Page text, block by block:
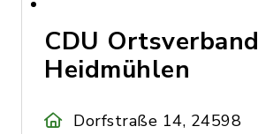
CDU Ortsverband
Heidmühlen
Dorfstraße 14, 24598